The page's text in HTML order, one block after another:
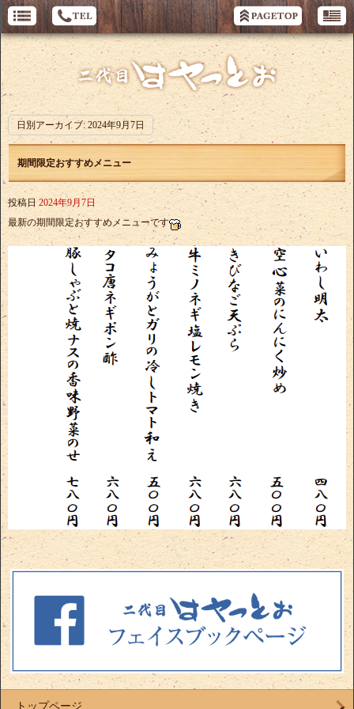
日別アーカイブ:2024年9月7日
期間限定おすすめメニュー
投稿日 2024年9月7日
最新の期間限定おすすめメニューです
トップページ